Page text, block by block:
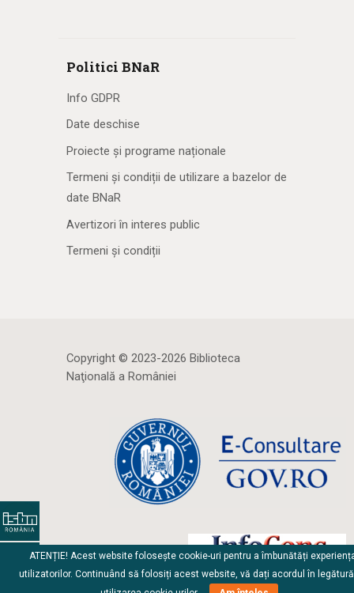
Politici BNaR
Info GDPR
Date deschise
Proiecte și programe naționale
Termeni și condiții de utilizare a bazelor de
date BNaR
Avertizori în interes public
Termeni și condiții
Copyright © 2023-2026 Biblioteca
Naţională a României
ATENȚIE! Acest website folosește cookie-uri pentru a îmbunătăți
utilizatorilor. Continuând să folosiți acest website, vă dați acordul în